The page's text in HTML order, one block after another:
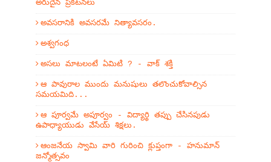
అరుదైన ప్రకటనలు
అవసరానికి అవసరమే నిత్యావసరం.
అశ్వగంధ
అసలు మాటలంటే ఏమిటి ? - వాక్ శక్తి
ఆ పావురాల ముందు మనుషులు తలొంచుకోవాల్సిన
సమయమిది...
ఆ పూర్వమే అపూర్వం - విద్యార్థి తప్పు చేసినపుడు
ఉపాధ్యాయుడు వేసేయ్ శిక్షలు.
ఆంజనేయ స్వామి వారి గురించి క్లుప్తంగా - హనుమాన్
జన్మోత్సవం